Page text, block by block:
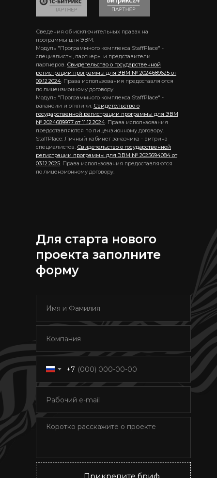
Сведения об исключительных правах на
программы для ЭВМ:
Модуль "Программного комплекса StaffPlace" -
специалисты, партнеры и представители
партнеров. Свидетельство о государственной
регистрации программы для ЭВМ № 2024689625 от
09.12.2024. Права использования предоставляются
по лицензионному договору.
Модуль "Программного комплекса StaffPlace" -
вакансии и отклики. Свидетельство о
государственной регистрации программы для ЭВМ
№ 2024689977 от 11.12.2024. Права использования
предоставляются по лицензионному договору.
StaffPlace: Личный кабинет заказчика - витрина
специалистов. Свидетельство о государственной
регистрации программы для ЭВМ № 2025694084 от
03.12.2025. Права использования предоставляются
по лицензионному договору.
+7
Для старта нового
проекта заполните
форму